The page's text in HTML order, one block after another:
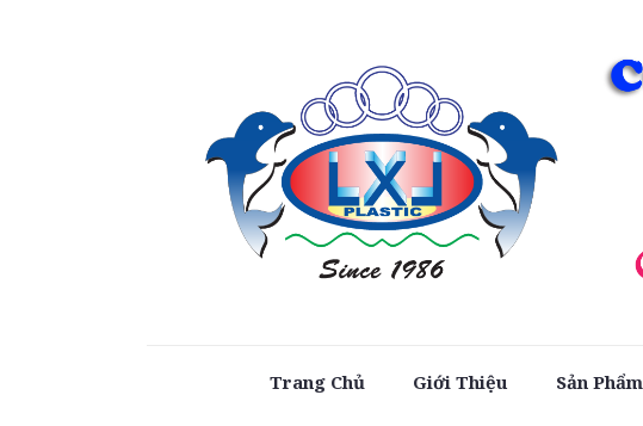
Trang Chủ Giới Thiệu Sản Phẩm